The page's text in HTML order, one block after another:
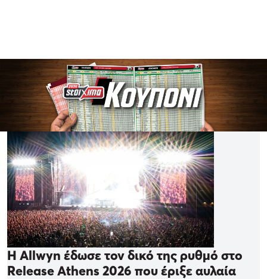
Η Allwyn έδωσε τον δικό της ρυθμό στο
Release Athens 2026 που έριξε αυλαία